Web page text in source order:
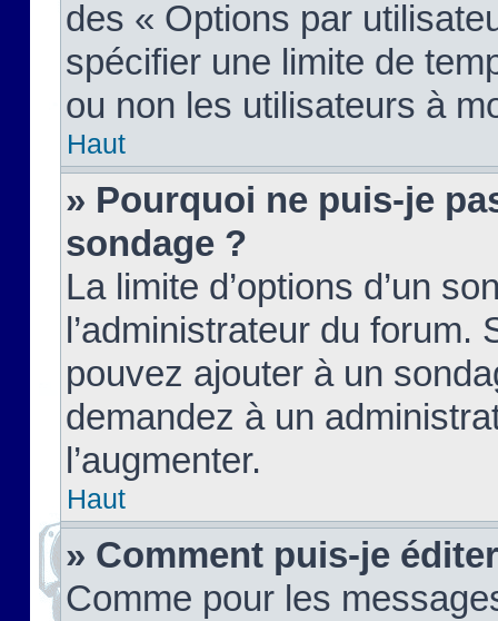
des « Options par
spécifier une limite de
ou non les utilisateurs à
Haut
» Pourquoi ne puis-je
sondage ?
La limite d’options d’un
l’administrateur du forum.
pouvez ajouter à un
demandez à un
l’augmenter.
Haut
» Comment puis-je
Comme pour les